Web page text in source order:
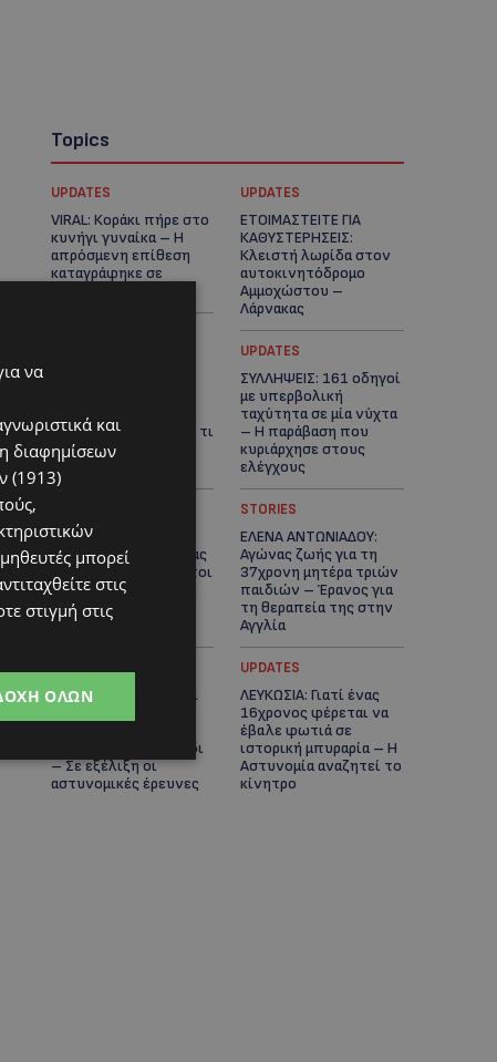
Topics
UPDATES
VIRAL: Κοράκι πήρε στο
κυνήγι γυναίκα – Η
απρόσμενη επίθεση
καταγράφηκε σε
UPDATES
ΕΤΟΙΜΑΣΤΕΙΤΕ ΓΙΑ
ΚΑΘΥΣΤΕΡΗΣΕΙΣ:
Κλειστή λωρίδα στον
αυτοκινητόδρομο
Αμμοχώστου –
Λάρνακας
οδοφράγματα την
Παρασκευή – Πού και τι
ώρα θα γίνουν οι
δράσεις
UPDATES
ΣΥΛΛΗΨΕΙΣ: 161 οδηγοί
με υπερβολική
ταχύτητα σε μία νύχτα
– Η παράβαση που
κυριάρχησε στους
ελέγχους
ΓΕΝΕΘΛΙΟΣ ΗΜΕΡΑ: Η
ηλικία είναι μόνο ένας
αριθμός – Οι άνθρωποι
και οι στιγμές είναι η
πραγματική μας
ιστορία
STORIES
ΕΛΕΝΑ ΑΝΤΩΝΙΑΔΟΥ:
Αγώνας ζωής για τη
37χρονη μητέρα τριών
παιδιών – Έρανος για
τη θεραπεία της στην
Αγγλία
ΚΑΤΑΓΓΕΛΙΑ: Για άνδρα
γυναίκες στο Δασούδι
– Σε εξέλιξη οι
αστυνομικές έρευνες
UPDATES
ΛΕΥΚΩΣΙΑ: Γιατί ένας
16χρονος φέρεται να
έβαλε φωτιά σε
ιστορική μπυραρία – Η
Αστυνομία αναζητεί το
κίνητρο
να
και
διαφημίσεων
(1913)
μπορεί
στις
στιγμή στις
ΌΛΩΝ